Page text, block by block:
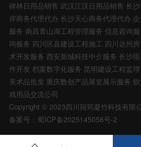
碑林日用品销售 武汉江汉日用品销售 长
岸商务代理代办 长沙天心商务代理代办
服务 南昌青山湖工程管理服务 信息咨询
询服务 四川区县建设工程施工 四川达州
术开发服务 西安新城科技中介服务 长沙
件开发 档案数字化服务 昆明建设工程监理
美术品批发 重庆数创产品展览展示服务
戏用品交流公司
Copyright © 2023四川宛筠凝竹科技有限
备案号：蜀ICP备2025145056号-2